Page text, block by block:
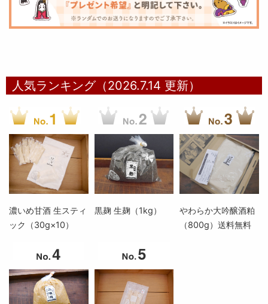
人気ランキング（2026.7.14 更新）
濃いめ甘酒 生スティ
ック（30g×10）
黒麹 生麹（1kg）
やわらか大吟醸酒粕
（800g）送料無料